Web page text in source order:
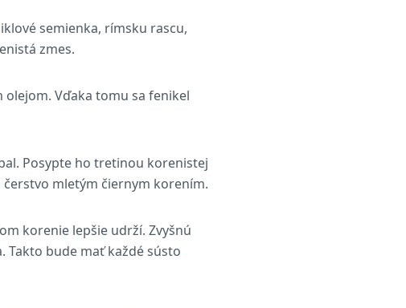
semienka, rímsku rascu,
zmes.
Vďaka tomu sa fenikel
Posypte ho tretinou korenistej
mletým čiernym korením.
korenie lepšie udrží. Zvyšnú
Takto bude mať každé sústo